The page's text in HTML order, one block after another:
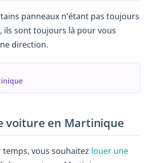
panneaux n'étant pas toujours
ils sont toujours là pour vous
direction.
voiture en Martinique
vous souhaitez louer une